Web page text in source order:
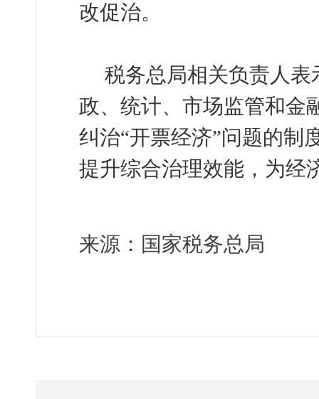
改促治。
税务总局相关负责人
政、统计、市场监管和金
纠治“开票经济”问题的制
提升综合治理效能，为经
来源：国家税务总局